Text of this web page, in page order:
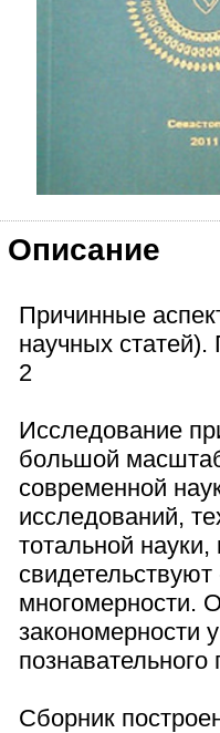
Описание
Причинные
научных
2
Исследование
большой
современной
исследований,
тотальной
многомерности.
закономерности
познавательного
Сборник